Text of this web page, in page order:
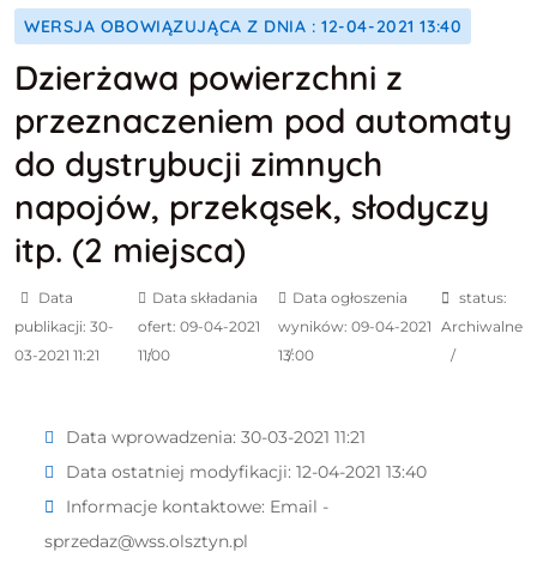
WERSJA OBOWIĄZUJĄCA Z DNIA : 12-04-2021 13:40
Dzierżawa powierzchni z
przeznaczeniem pod automaty
do dystrybucji zimnych
napojów, przekąsek, słodyczy
itp. (2 miejsca)
Data
publikacji: 30-
03-2021 11:21
Data składania
ofert: 09-04-2021
11:00
Data ogłoszenia
wyników: 09-04-2021
13:00
status:
Archiwalne
Data wprowadzenia: 30-03-2021 11:21
Data ostatniej modyfikacji: 12-04-2021 13:40
Informacje kontaktowe: Email -
sprzedaz@wss.olsztyn.pl